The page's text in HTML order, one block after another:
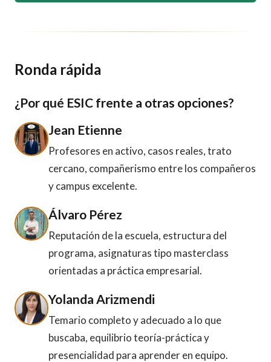
Ronda rápida
¿Por qué ESIC frente a otras opciones?
Jean Etienne
Profesores en activo, casos reales, trato
cercano, compañerismo entre los compañeros
y campus excelente.
Álvaro Pérez
Reputación de la escuela, estructura del
programa, asignaturas tipo masterclass
orientadas a práctica empresarial.
Yolanda Arizmendi
Temario completo y adecuado a lo que
buscaba, equilibrio teoría-práctica y
presencialidad para aprender en equipo.